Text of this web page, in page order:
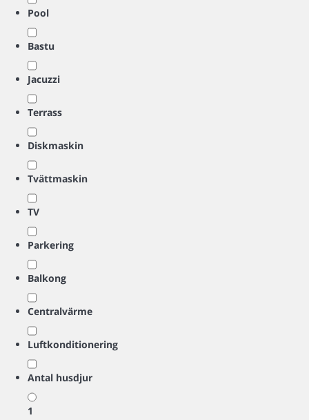
Pool
Bastu
Jacuzzi
Terrass
Diskmaskin
Tvättmaskin
TV
Parkering
Balkong
Centralvärme
Luftkonditionering
Antal husdjur
1